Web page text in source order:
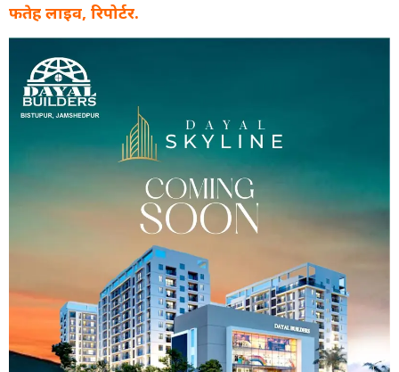
फतेह लाइव, रिपोर्टर.